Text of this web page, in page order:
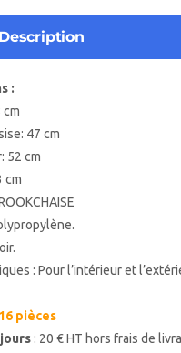
Description
:
cm
47 cm
52 cm
cm
: Pour l’intérieur et
pièces
: 20 € HT hors frais de